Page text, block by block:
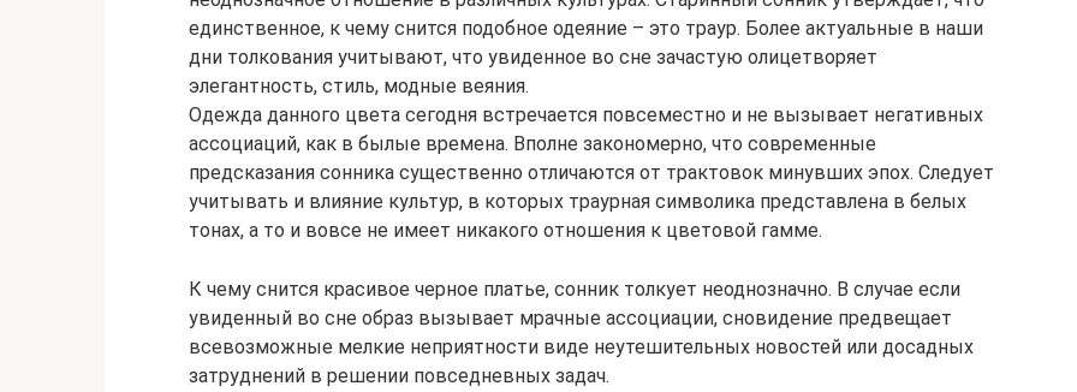
единственное, к чему снится подобное одеяние – это траур. Более актуальные в наши
дни толкования учитывают, что увиденное во сне зачастую олицетворяет
элегантность, стиль, модные веяния.
Одежда данного цвета сегодня встречается повсеместно и не вызывает негативных
ассоциаций, как в былые времена. Вполне закономерно, что современные
предсказания сонника существенно отличаются от трактовок минувших эпох. Следует
учитывать и влияние культур, в которых траурная символика представлена в белых
тонах, а то и вовсе не имеет никакого отношения к цветовой гамме.
К чему снится красивое черное платье, сонник толкует неоднозначно. В случае если
увиденный во сне образ вызывает мрачные ассоциации, сновидение предвещает
всевозможные мелкие неприятности виде неутешительных новостей или досадных
затруднений в решении повседневных задач.